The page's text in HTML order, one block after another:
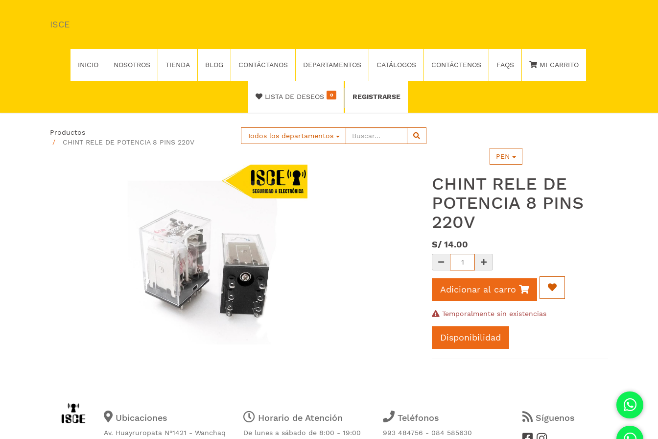
ISCE
INICIO NOSOTROS TIENDA BLOG CONTÁCTANOS DEPARTAMENTOS CATÁLOGOS CONTÁCTENOS FAQS MI CARRITO
LISTA DE DESEOS 0 REGISTRARSE
Productos
CHINT RELE DE POTENCIA 8 PINS 220V
Todos los departamentos
PEN
CHINT RELE DE
POTENCIA 8 PINS
220V
S/ 14.00
Adicionar al carro
Temporalmente sin existencias
Disponibilidad
Ubicaciones
Av. Huayruropata N°1421 - Wanchaq
Horario de Atención
De lunes a sábado de 8:00 - 19:00
Teléfonos
993 484756 - 084 585630
Síguenos